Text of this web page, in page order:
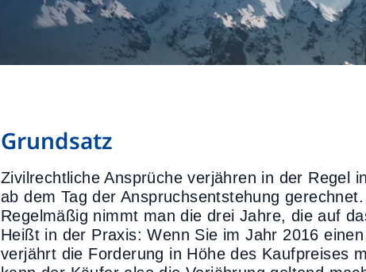
Grundsatz
Zivilrechtliche Ansprüche verjähren in der Regel
ab dem Tag der Anspruchsentstehung
Regelmäßig nimmt man die drei Jahre, die auf
Heißt in der Praxis: Wenn Sie im Jahr 2016
verjährt die Forderung in Höhe des Kaufpreises